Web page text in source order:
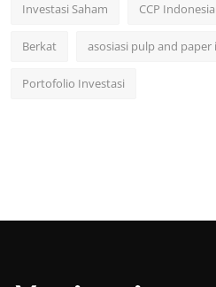
Investasi Saham CCP Indonesia
Berkat asosiasi pulp and paper
Portofolio Investasi